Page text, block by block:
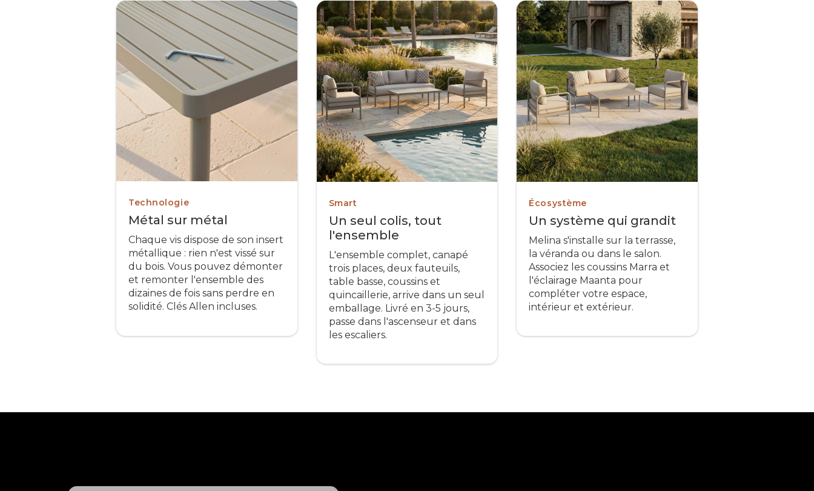
Technologie
Métal sur métal
Chaque vis dispose de son insert
métallique : rien n'est vissé sur
du bois. Vous pouvez démonter
et remonter l'ensemble des
dizaines de fois sans perdre en
solidité. Clés Allen incluses.
Smart
Un seul colis, tout
l'ensemble
L'ensemble complet, canapé
trois places, deux fauteuils,
table basse, coussins et
quincaillerie, arrive dans un seul
emballage. Livré en 3-5 jours,
passe dans l'ascenseur et dans
les escaliers.
Écosystème
Un système qui grandit
Melina s'installe sur la terrasse,
la véranda ou dans le salon.
Associez les coussins Marra et
l'éclairage Maanta pour
compléter votre espace,
intérieur et extérieur.